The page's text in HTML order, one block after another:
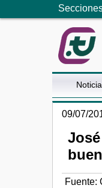
09/07/
Fuente: